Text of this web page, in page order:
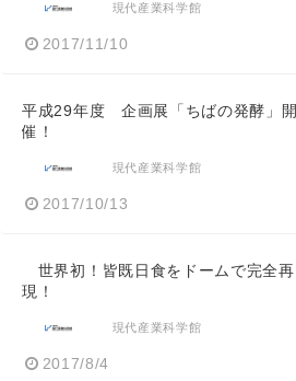
現代産業科学館
2017/11/10
平成29年度 企画展「ちばの発酵」開
催！
現代産業科学館
2017/10/13
世界初！皆既日食をドームで完全再
現！
現代産業科学館
2017/8/4